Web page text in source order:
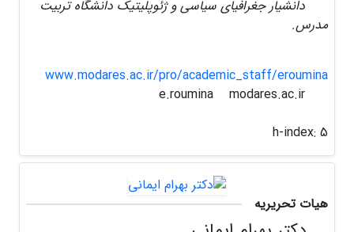
دانشیار جغرافیای سیاسی و ژئوپلیتیک دانشگاه تربیت
مدرس.
www.modares.ac.ir/pro/academic_staff/eroumina
modares.ac.ir
h-index: 5
هیات تحریریه